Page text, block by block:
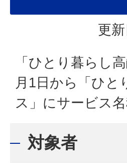
更
「ひとり暮らし
月1日から「ひと
ス」にサービス
対象者